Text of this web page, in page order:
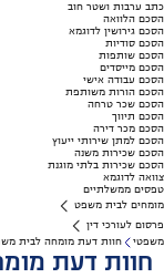
כתב ערבות ושטר חוב
הסכם הלוואה
הסכם גירושין לדוגמא
הסכם סודיות
הסכם שותפות
הסכם מייסדים
הסכם עבודה אישי
הסכם הורות משותפת
הסכם שכר טרחה
הסכם תיווך
הסכם מכר דירה
הסכם למתן שירותי ייעוץ
הסכם שכירות משנה
הסכם שכירות בלתי מוגנת
צוואה לדוגמא
טפסים ממשלתיים
מומחים לבית משפט
פרסום לעורכי דין
משפטי
חוות דעת מומחה לבית
חוות דעת